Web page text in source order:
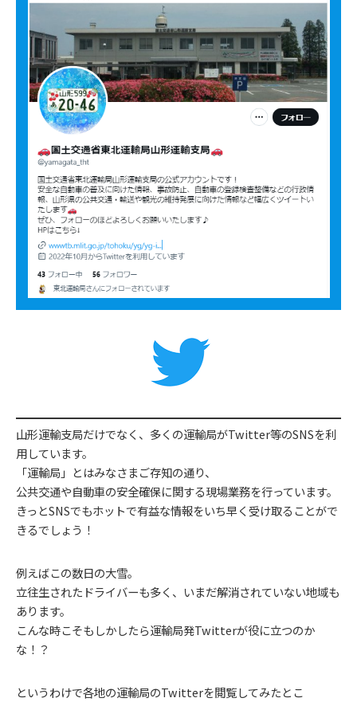
山形運輸支局だけでなく、多くの運輸局がTwitter等のSNSを利
用しています。
「運輸局」とはみなさまご存知の通り、
公共交通や自動車の安全確保に関する現場業務を行っています。
きっとSNSでもホットで有益な情報をいち早く受け取ることがで
きるでしょう！
例えばこの数日の大雪。
立往生されたドライバーも多く、いまだ解消されていない地域も
あります。
こんな時こそもしかしたら運輸局発Twitterが役に立つのか
な！？
というわけで各地の運輸局のTwitterを閲覧してみたとこ